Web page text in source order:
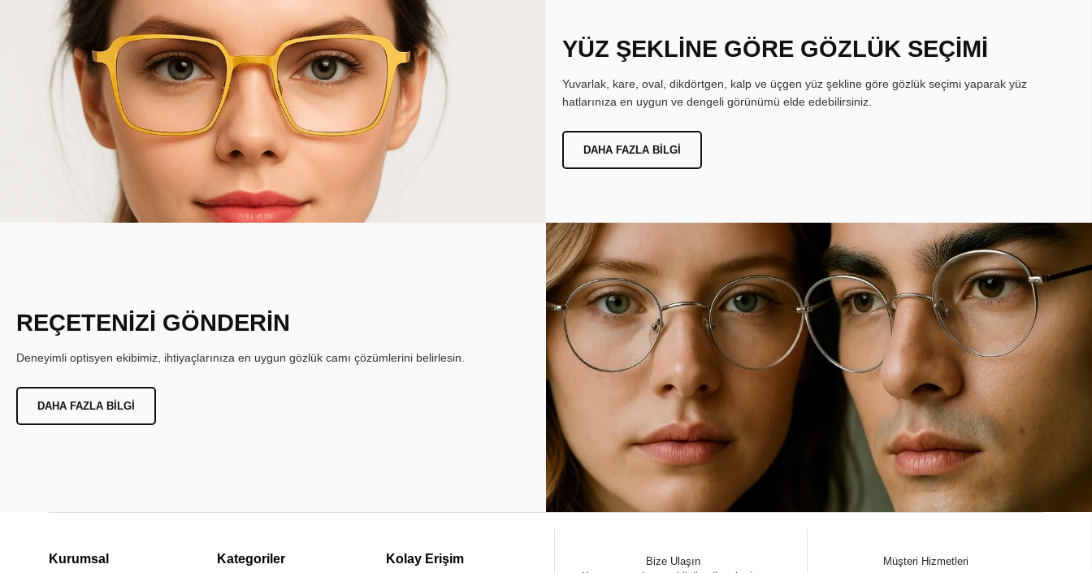
YÜZ ŞEKLİNE GÖRE GÖZLÜK SEÇİMİ
Yuvarlak, kare, oval, dikdörtgen, kalp ve üçgen yüz şekline göre gözlük seçimi yaparak yüz
hatlarınıza en uygun ve dengeli görünümü elde edebilirsiniz.
DAHA FAZLA BILGI
REÇETENİZİ GÖNDERİN
Deneyimli optisyen ekibimiz, ihtiyaçlarınıza en uygun gözlük camı çözümlerini belirlesin.
DAHA FAZLA BILGI
Kurumsal Kategoriler Kolay Erişim
Bize Ulaşın
Müşteri Hizmetleri